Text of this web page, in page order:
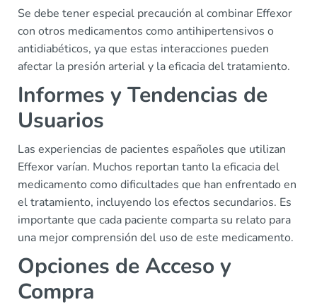
Se debe tener especial precaución al combinar Effexor
con otros medicamentos como antihipertensivos o
antidiabéticos, ya que estas interacciones pueden
afectar la presión arterial y la eficacia del tratamiento.
Informes y Tendencias de
Usuarios
Las experiencias de pacientes españoles que utilizan
Effexor varían. Muchos reportan tanto la eficacia del
medicamento como dificultades que han enfrentado en
el tratamiento, incluyendo los efectos secundarios. Es
importante que cada paciente comparta su relato para
una mejor comprensión del uso de este medicamento.
Opciones de Acceso y
Compra